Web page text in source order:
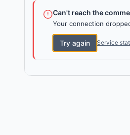
Can't reach the
Your connection
Try again Service